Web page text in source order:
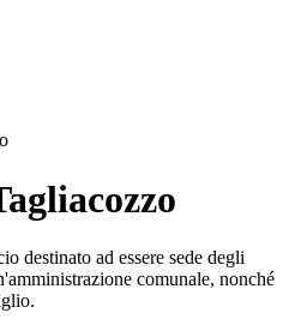
destinato ad essere sede degli
comunale, nonché